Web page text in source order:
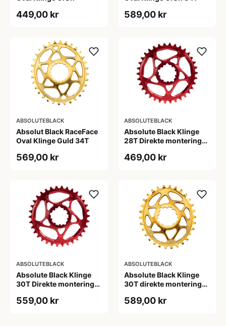
449,00 kr 589,00 kr
ABSOLUTEBLACK
Absolut Black RaceFace
Oval Klinge Guld 34T
569,00 kr
ABSOLUTEBLACK
Absolute Black Klinge
28T Direkte montering
469,00 kr
ABSOLUTEBLACK
Absolute Black Klinge
30T Direkte montering
Rød
559,00 kr
ABSOLUTEBLACK
Absolute Black Klinge
30T direkte montering
589,00 kr